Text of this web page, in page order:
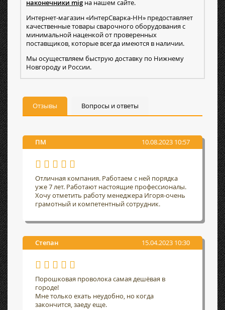
наконечники mig на нашем сайте.
Интернет-магазин «ИнтерСварка-НН» предоставляет
качественные товары сварочного оборудования с
минимальной наценкой от проверенных
поставщиков, которые всегда имеются в наличии.
Мы осуществляем быструю доставку по Нижнему
Новгороду и России.
Отзывы Вопросы и ответы
ПМ 10.08.2023 10:57
Отличная компания. Работаем с ней порядка
уже 7 лет. Работают настоящие профессионалы.
Хочу отметить работу менеджера Игоря-очень
грамотный и компетентный сотрудник.
Степан 15.04.2023 10:30
Порошковая проволока самая дешёвая в
городе!
Мне только ехать неудобно, но когда
закончится, заеду еще.